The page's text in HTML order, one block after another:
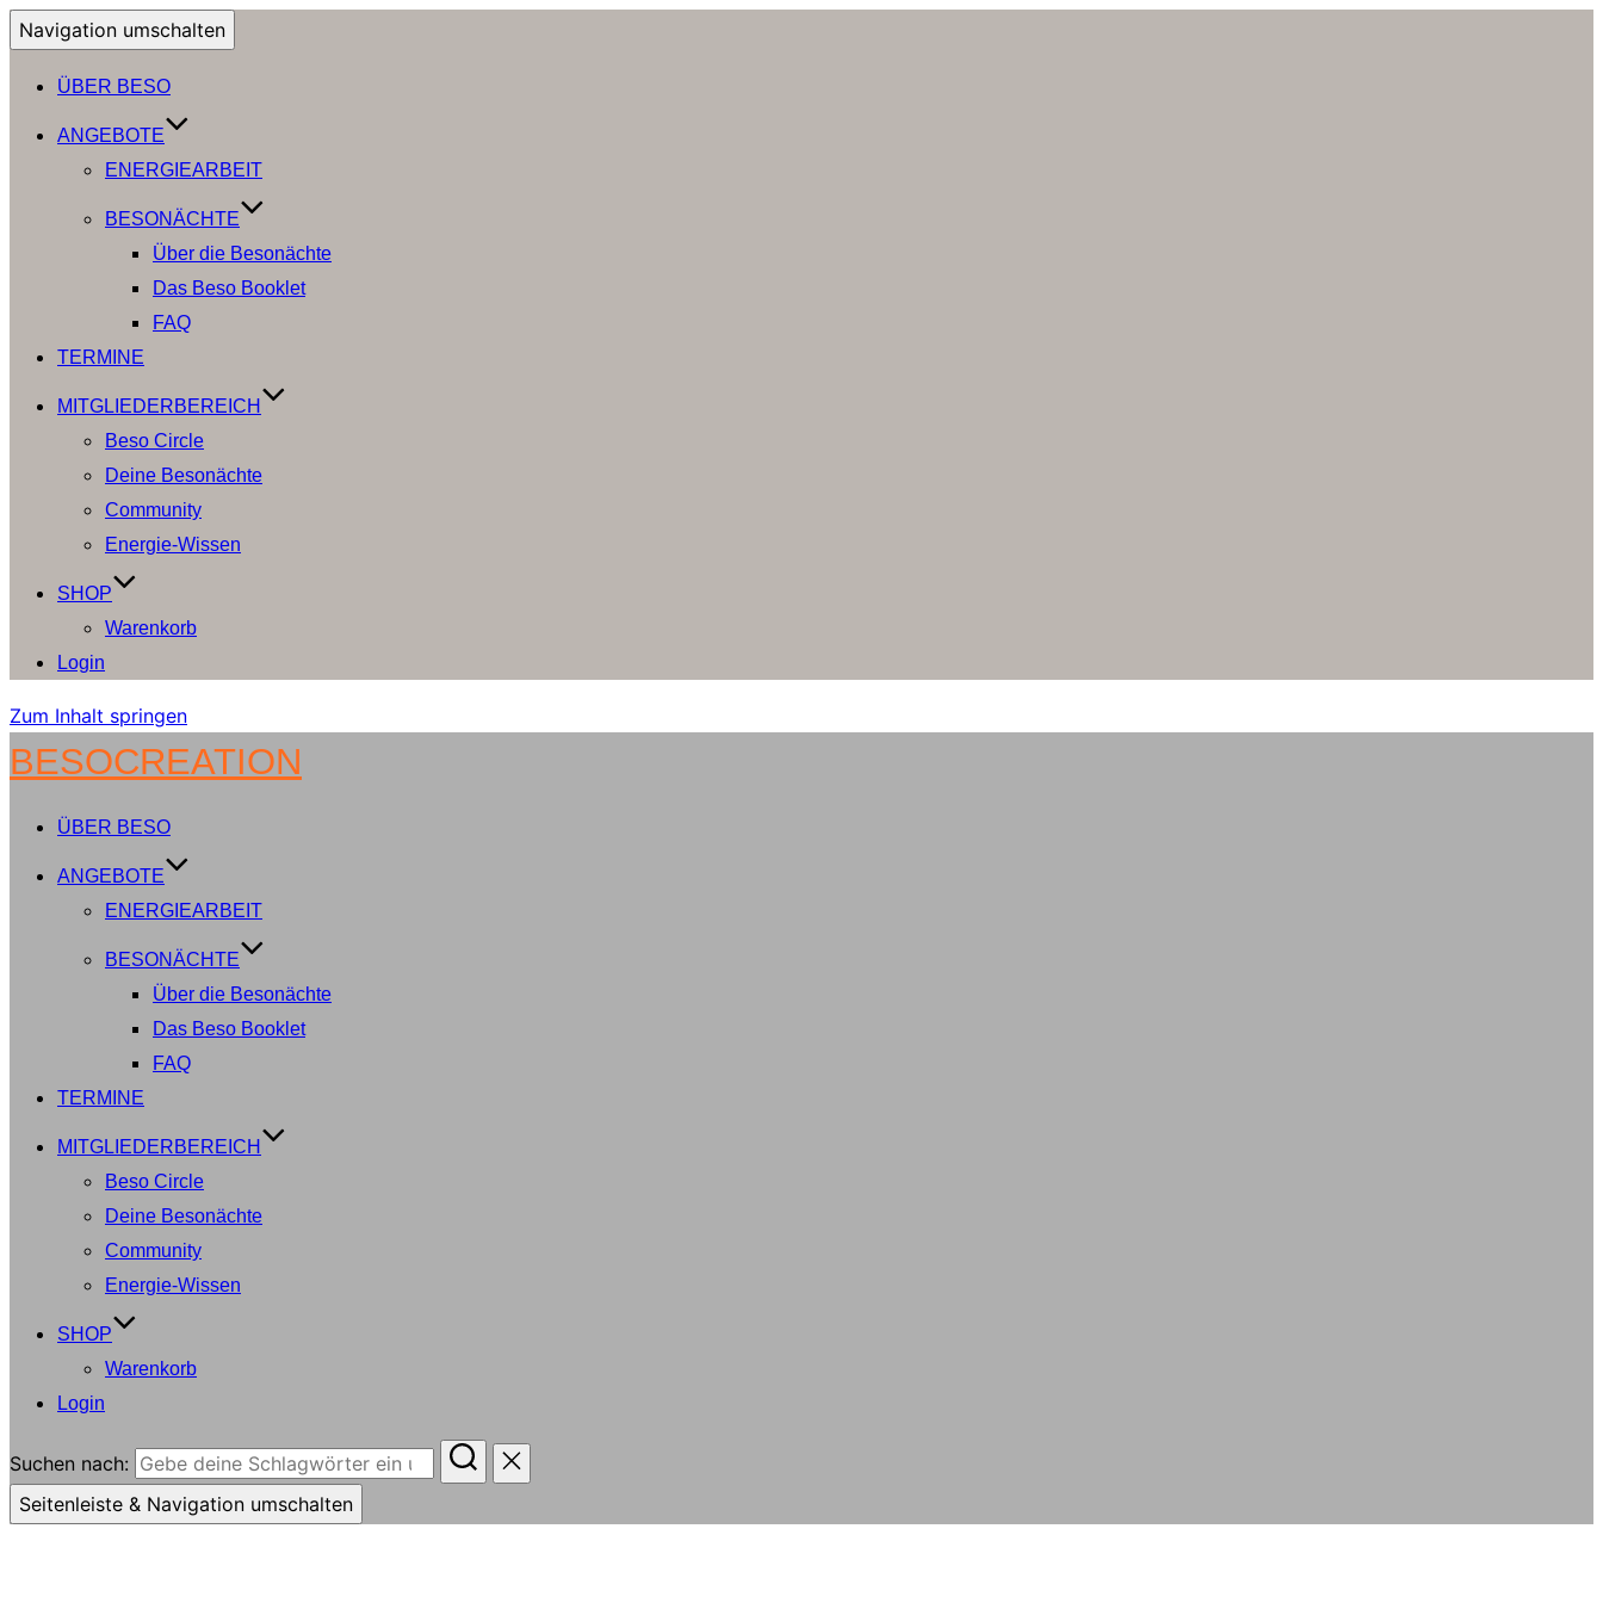
Navigation umschalten
ÜBER BESO
ANGEBOTE
ENERGIEARBEIT
BESONÄCHTE
Über die Besonächte
Das Beso Booklet
FAQ
TERMINE
MITGLIEDERBEREICH
Beso Circle
Deine Besonächte
Community
Energie-Wissen
SHOP
Warenkorb
Login
Zum Inhalt springen
BESOCREATION
ÜBER BESO
ANGEBOTE
ENERGIEARBEIT
BESONÄCHTE
Über die Besonächte
Das Beso Booklet
FAQ
TERMINE
MITGLIEDERBEREICH
Beso Circle
Deine Besonächte
Community
Energie-Wissen
SHOP
Warenkorb
Login
Suchen nach:
Seitenleiste & Navigation umschalten